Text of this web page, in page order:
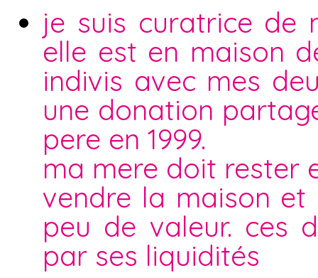
je suis curatrice de
elle est en maison
indivis avec mes
une donation
pere en 1999.
ma mere doit rester
vendre la maison
peu de valeur. ces
par ses liquidités